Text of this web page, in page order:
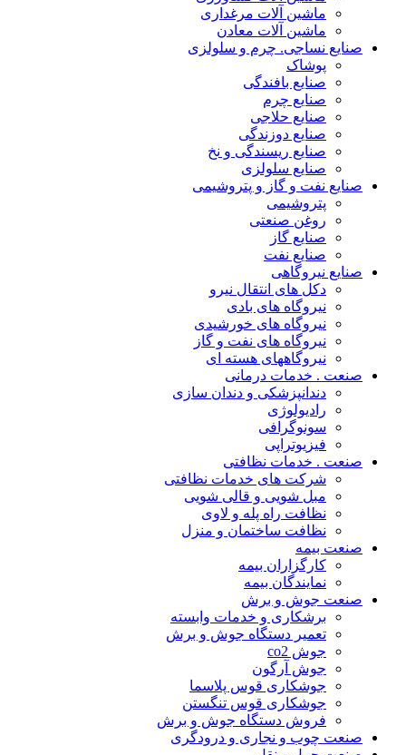
ماشین آلات مرغداری
ماشین آلات معادن
صنایع نساجی. چرم و سلولزی
پوشاک
صنایع بافندگی
صنایع چرم
صنایع حلاجی
صنایع دوزندگی
صنایع ریسندگی و نخ
صنایع سلولزی
صنایع نفت و گاز و پتروشیمی
پتروشیمی
روغن صنعتی
صنایع گاز
صنایع نفت
صنایع نیروگاهی
دکل های انتقال نیرو
نیروگاه های بادی
نیروگاه های خورشیدی
نیروگاه های نفت و گاز
نیروگاههای هسته ای
صنعت . خدمات درمانی
دندانپزشکی و دندان سازی
رادیولوژی
سونوگرافی
فیزیوتراپی
صنعت . خدمات نظافتی
شرکت های خدمات نظافتی
مبل شویی و قالی شویی
نظافت راه پله و لاوی
نظافت ساختمان و منزل
صنعت بیمه
کارگزاران بیمه
نمایندگان بیمه
صنعت جوش و برش
برشکاری و خدمات وابسته
تعمیر دستگاه جوش و برش
جوش co2
جوش آرگون
جوشکاری قوس پلاسما
جوشکاری قوس تنگستن
فروش دستگاه جوش و برش
صنعت چوب و نجاری و درودگری